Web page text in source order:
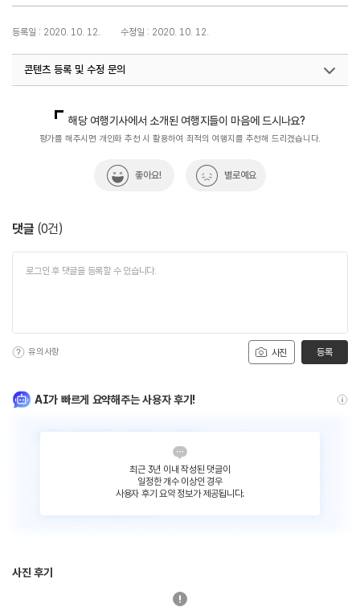
등록일 : 2020. 10. 12. 수정일 : 2020. 10. 12.
콘텐츠 등록 및 수정 문의
해당 여행기사에서 소개된 여행지들이 마음에 드시나요?
평가를 해주시면 개인화 추천 시 활용하여 최적의 여행지를 추천해 드리겠습니다.
좋아요! 별로예요
댓글 (0건)
사진
유의사항 등록
AI가 빠르게 요약해주는 사용자 후기!
최근 3년 이내 작성된 댓글이
일정한 개수 이상인 경우
사용자 후기 요약 정보가 제공됩니다.
사진 후기